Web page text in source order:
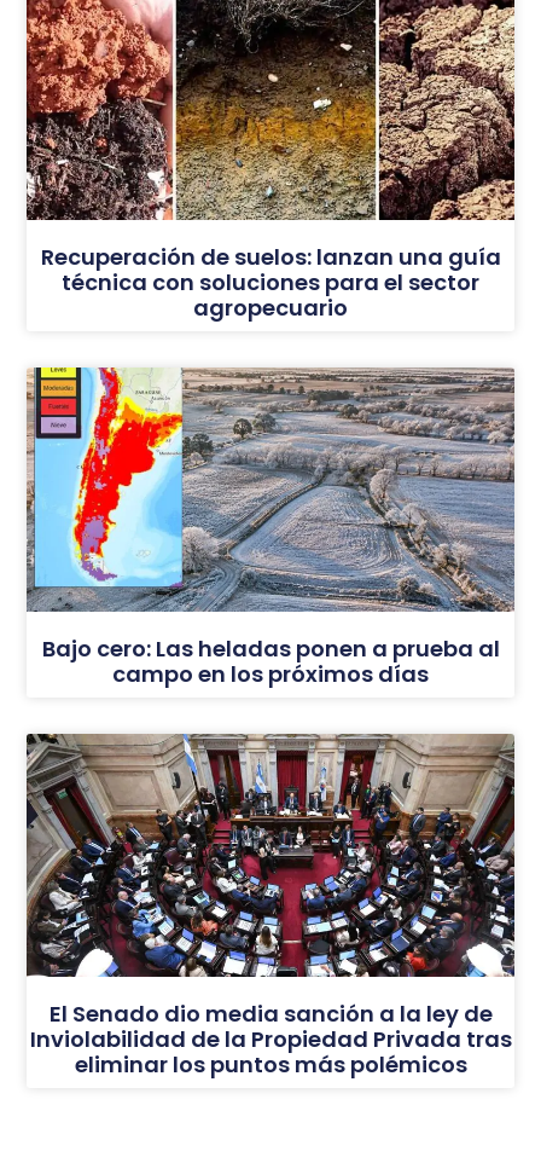
Recuperación de suelos: lanzan una guía
técnica con soluciones para el sector
agropecuario
Bajo cero: Las heladas ponen a prueba al
campo en los próximos días
El Senado dio media sanción a la ley de
Inviolabilidad de la Propiedad Privada tras
eliminar los puntos más polémicos